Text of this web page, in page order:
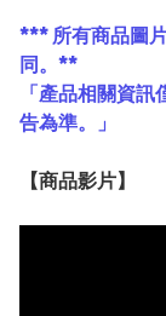
*** 所有商品圖
同。**
「產品相關資
告為準。」
【商品影片】